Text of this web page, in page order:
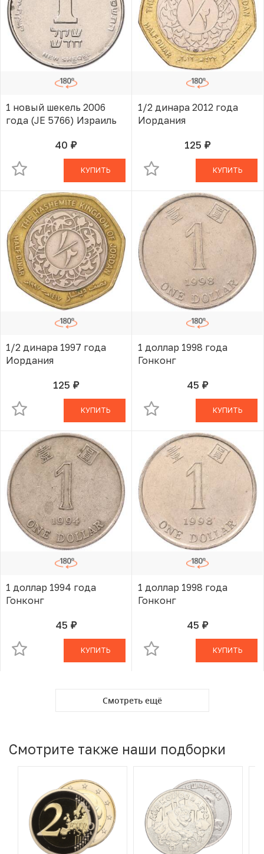
1 новый шекель 2006
года (JE 5766) Израиль
40 руб.В КОРЗИНЕ
КУПИТЬ
1/2 динара 2012 года
Иордания
125 руб.В КОРЗИНЕ
КУПИТЬ
1/2 динара 1997 года
Иордания
125 руб.В КОРЗИНЕ
КУПИТЬ
1 доллар 1998 года
Гонконг
45 руб.В КОРЗИНЕ
КУПИТЬ
1 доллар 1994 года
Гонконг
45 руб.В КОРЗИНЕ
КУПИТЬ
1 доллар 1998 года
Гонконг
45 руб.В КОРЗИНЕ
КУПИТЬ
Смотреть ещё
Смотрите также наши подборки